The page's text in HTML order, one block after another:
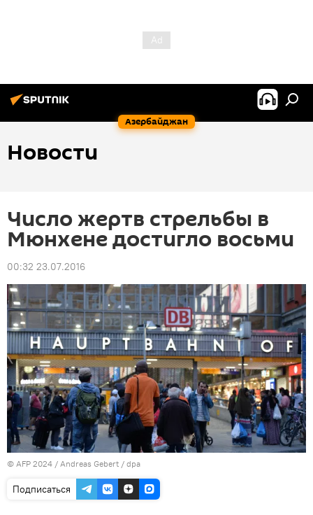
Азербайджан
Новости
Число жертв стрельбы в
Мюнхене достигло восьми
00:32 23.07.2016
© AFP 2024 / Andreas Gebert / dpa
Подписаться